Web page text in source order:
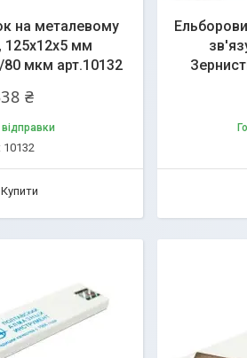
на металевому
125х12х5 мм
80 мкм арт.10132
₴
10132
Купити